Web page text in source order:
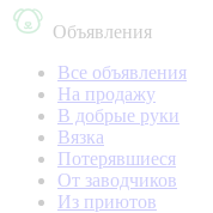
Объявления
Все объявления
На продажу
В добрые руки
Вязка
Потерявшиеся
От заводчиков
Из приютов